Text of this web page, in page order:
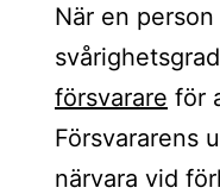
När en
försvarare för
Försvararens
närvara vid